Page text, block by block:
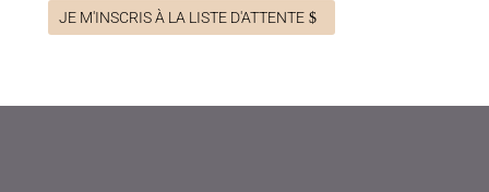
JE M'INSCRIS À LA LISTE D'ATTENTE